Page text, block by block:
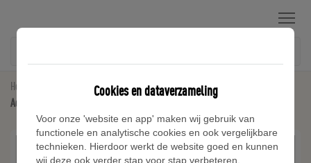
Menu
Home
Inter Miami CF
Adidas Inter Miami CF 25/26 Messi Authentiek Uitshirt
Cookies en dataverzameling
Voor onze 'website en app' maken wij gebruik van
functionele en analytische cookies en ook vergelijkbare
technieken. Hierdoor werkt de website goed en kunnen
wij deze ook verder stap voor stap verbeteren.